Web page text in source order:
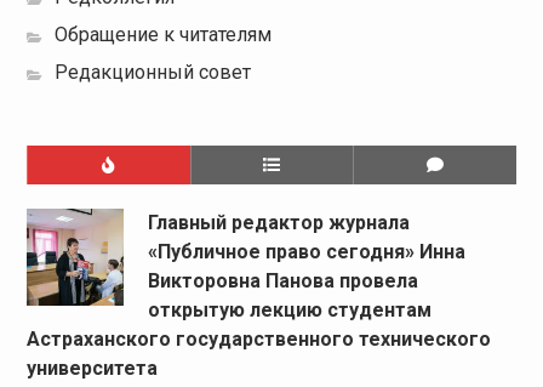
Обращение к читателям
Редакционный совет
Главный редактор журнала
«Публичное право сегодня» Инна
Викторовна Панова провела
открытую лекцию студентам
Астраханского государственного технического
университета